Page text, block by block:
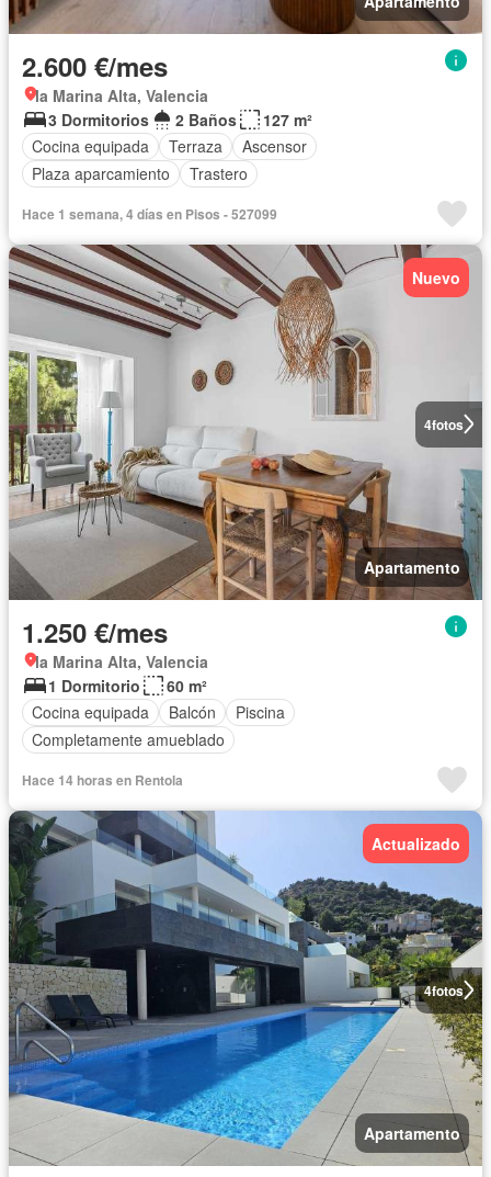
2.600 €/mes
la Marina Alta, Valencia
3 Dormitorios
2 Baños
127 m²
Cocina equipada
Terraza
Ascensor
Plaza aparcamiento
Trastero
Hace 1 semana, 4 días en Pisos - 527099
4fotos
Nuevo
Apartamento
1.250 €/mes
la Marina Alta, Valencia
1 Dormitorio
60 m²
Cocina equipada
Balcón
Piscina
Completamente amueblado
Hace 14 horas en Rentola
4fotos
Actualizado
Apartamento